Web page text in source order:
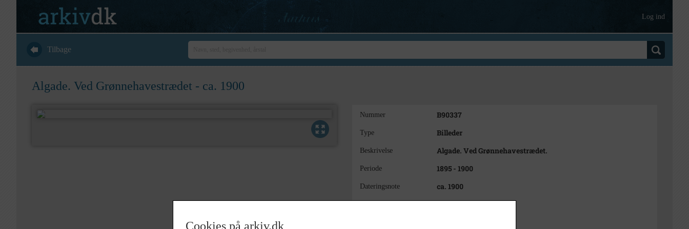
Log ind
Tilbage
Algade. Ved Grønnehavestrædet - ca. 1900
Nummer B90337
Type Billeder
Beskrivelse Algade. Ved Grønnehavestrædet.
Periode 1895 - 1900
Dateringsnote ca. 1900
Ukendt
Cookies på arkiv.dk